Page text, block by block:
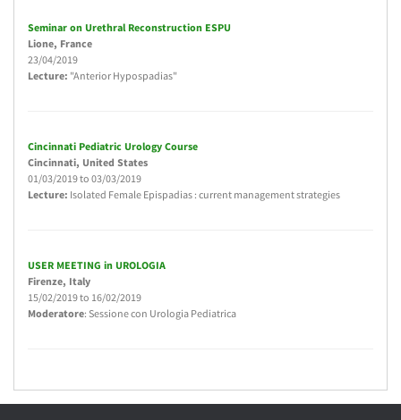
Seminar on Urethral Reconstruction ESPU
Lione, France
23/04/2019
Lecture: "Anterior Hypospadias"
Cincinnati Pediatric Urology Course
Cincinnati, United States
01/03/2019to 03/03/2019
Lecture: Isolated Female Epispadias : current management strategies
USER MEETING in UROLOGIA
Firenze, Italy
15/02/2019to 16/02/2019
Moderatore: Sessione con Urologia Pediatrica